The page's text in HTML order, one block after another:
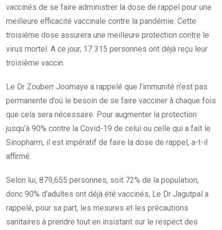
vaccinés de se faire administrer la dose de rappel pour une
meilleure efficacité vaccinale contre la pandémie. Cette
troisième dose assurera une meilleure protection contre le
virus mortel. A ce jour, 17 315 personnes ont déjà reçu leur
troisième vaccin.
Le Dr Zouberr Joomaye a rappelé que l’immunité n’est pas
permanente d’où le besoin de se faire vacciner à chaque fois
que cela sera nécessaire. Pour augmenter la protection
jusqu’à 90% contre la Covid-19 de celui ou celle qui a fait le
Sinopharm, il est impératif de faire la dose de rappel, a-t-il
affirmé.
Selon lui, 879,655 personnes, soit 72% de la population,
donc 90% d’adultes ont déjà été vaccinés, Le Dr Jagutpal a
rappelé, pour sa part, les mesures et les précautions
sanitaires à prendre tout en insistant sur le respect des